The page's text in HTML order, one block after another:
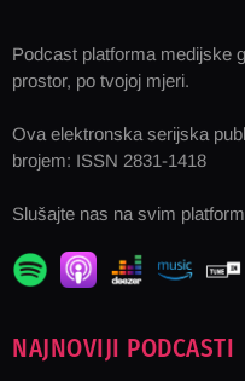
Podcast platforma medijske
prostor, po tvojoj mjeri.
Ova elektronska serijska
brojem: ISSN 2831-1418
Slušajte nas na svim
NAJNOVIJI PODCASTI